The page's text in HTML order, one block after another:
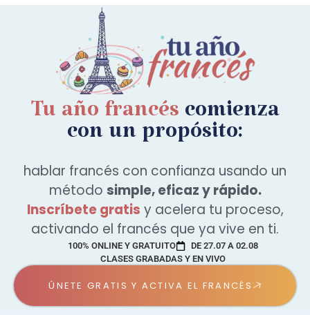
Tu año francés comienza
con un propósito:
hablar francés con confianza usando un
método simple, eficaz y rápido.
Inscríbete gratis y acelera tu proceso,
activando el francés que ya vive en ti.
100% ONLINE Y GRATUITO
DE 27.07 A 02.08
CLASES GRABADAS Y EN VIVO
ÚNETE GRATIS Y ACTIVA EL FRANCÉS